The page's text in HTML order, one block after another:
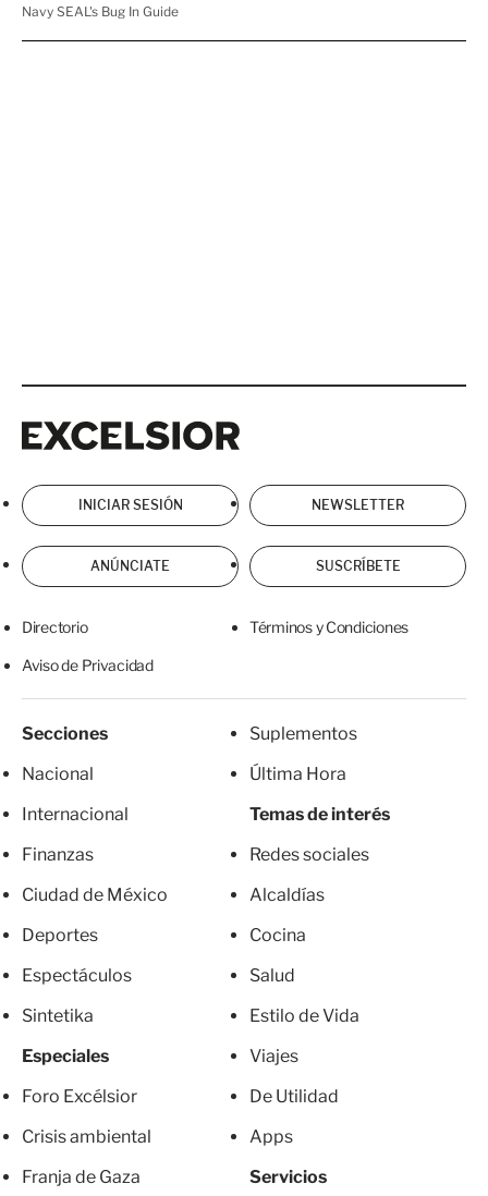
INICIAR SESIÓN NEWSLETTER
ANÚNCIATE SUSCRÍBETE
Directorio Términos y Condiciones
Aviso de Privacidad
Secciones
Nacional
Internacional
Finanzas
Ciudad de México
Deportes
Espectáculos
Sintetika
Especiales
Foro Excélsior
Crisis ambiental
Franja de Gaza
Suplementos
Última Hora
Temas de interés
Redes sociales
Alcaldías
Cocina
Salud
Estilo de Vida
Viajes
De Utilidad
Apps
Servicios